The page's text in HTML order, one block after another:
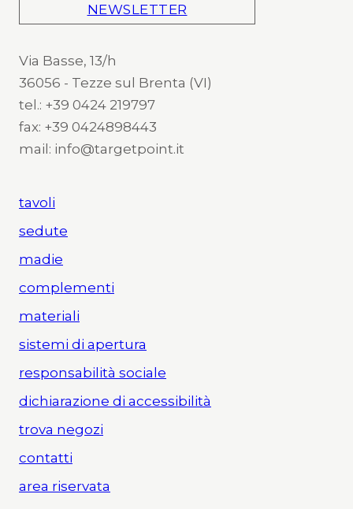
NEWSLETTER
Via Basse, 13/h
36056 - Tezze sul Brenta (VI)
tel.: +39 0424 219797
fax: +39 0424898443
mail: info@targetpoint.it
tavoli
sedute
madie
complementi
materiali
sistemi di apertura
responsabilità sociale
dichiarazione di accessibilità
trova negozi
contatti
area riservata